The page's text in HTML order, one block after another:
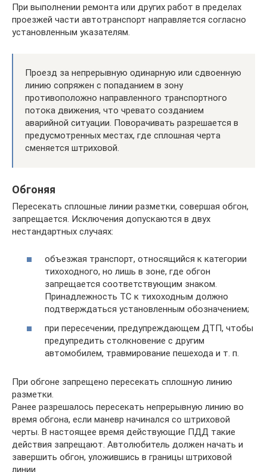
При выполнении ремонта или других работ в пределах
проезжей части автотранспорт направляется согласно
установленным указателям.
Проезд за непрерывную одинарную или сдвоенную
линию сопряжен с попаданием в зону
противоположно направленного транспортного
потока движения, что чревато созданием
аварийной ситуации. Поворачивать разрешается в
предусмотренных местах, где сплошная черта
сменяется штриховой.
Обгоняя
Пересекать сплошные линии разметки, совершая обгон,
запрещается. Исключения допускаются в двух
нестандартных случаях:
объезжая транспорт, относящийся к категории
тихоходного, но лишь в зоне, где обгон
запрещается соответствующим знаком.
Принадлежность ТС к тихоходным должно
подтверждаться установленным обозначением;
при пересечении, предупреждающем ДТП, чтобы
предупредить столкновение с другим
автомобилем, травмирование пешехода и т. п.
При обгоне запрещено пересекать сплошную линию
разметки.
Ранее разрешалось пересекать непрерывную линию во
время обгона, если маневр начинался со штриховой
черты. В настоящее время действующие ПДД такие
действия запрещают. Автолюбитель должен начать и
завершить обгон, уложившись в границы штриховой
линии.